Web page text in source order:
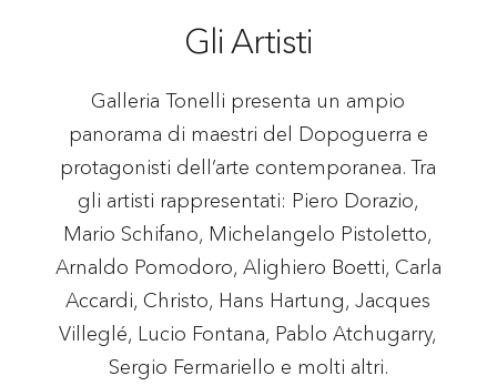
Gli Artisti
Galleria Tonelli presenta un ampio
panorama di maestri del Dopoguerra e
protagonisti dell’arte contemporanea. Tra
gli artisti rappresentati: Piero Dorazio,
Mario Schifano, Michelangelo Pistoletto,
Arnaldo Pomodoro, Alighiero Boetti, Carla
Accardi, Christo, Hans Hartung, Jacques
Villeglé, Lucio Fontana, Pablo Atchugarry,
Sergio Fermariello e molti altri.